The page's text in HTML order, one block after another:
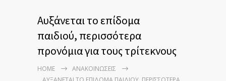
Αυξάνεται το επίδομα
παιδιού, περισσότερα
προνόμια για τους τρίτεκνους
HOME
ΑΝΑΚΟΙΝΏΣΕΙΣ